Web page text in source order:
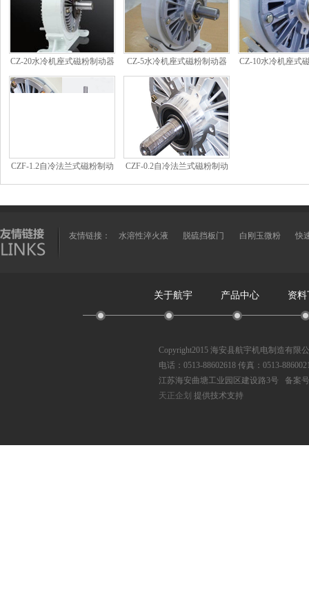
CZ-20水冷机座式磁粉制动器 CZ-5水冷机座式磁粉制动器 CZ-10水冷机座式
CZF-1.2自冷法兰式磁粉制动
CZF-0.2自冷法兰式磁粉制动
友情链接： 水溶性淬火液 脱硫挡板门 白刚玉微粉 快
关于航宇 产品中心 资料
Copyright2015 海安县航宇机电制造有限
电话：0513-88602618 传真：0513-
江苏海安曲塘工业园区建设路3号 备案
天正企划 提供技术支持